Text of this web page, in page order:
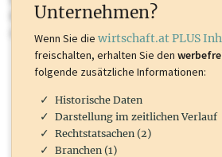
Marken, Patente, Rechtstatsachen, OTS-
mehr.
Unternehmen?
Wenn Sie die wirtschaft.at PLUS
freischalten, erhalten Sie den
folgende zusätzliche Informationen:
Historische Daten
Darstellung im zeitlichen Verlauf
Rechtstatsachen (2)
Branchen (1)